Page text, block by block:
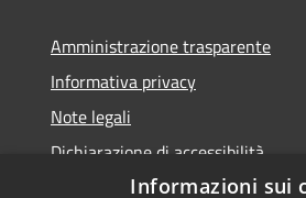
Amministrazione trasparente
Informativa privacy
Note legali
Dichiarazione di accessibilità
Informazioni sui